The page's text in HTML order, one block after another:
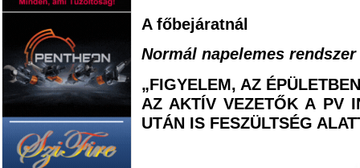
A főbejáratnál
Normál napelemes
„FIGYELEM, AZ
AZ AKTÍV VEZETŐK A PV
UTÁN IS FESZÜLTSÉG